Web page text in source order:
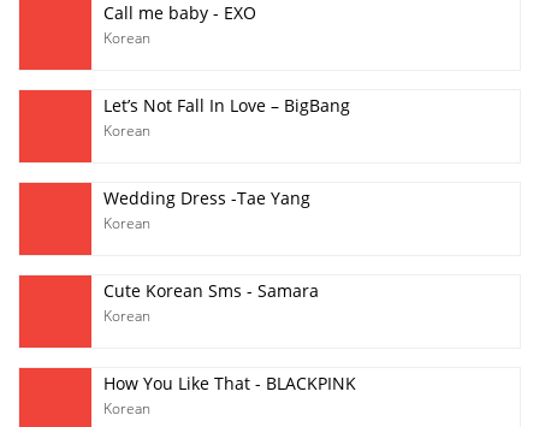
Call me baby - EXO
Korean
Let’s Not Fall In Love – BigBang
Korean
Wedding Dress -Tae Yang
Korean
Cute Korean Sms - Samara
Korean
How You Like That - BLACKPINK
Korean